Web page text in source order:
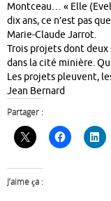
Montceau… « Elle
dix ans, ce n’est pas
Marie-Claude Jarrot.
Trois projets dont deux
dans la cité minière.
Les projets pleuvent,
Jean Bernard
Partager :
J’aime ça :